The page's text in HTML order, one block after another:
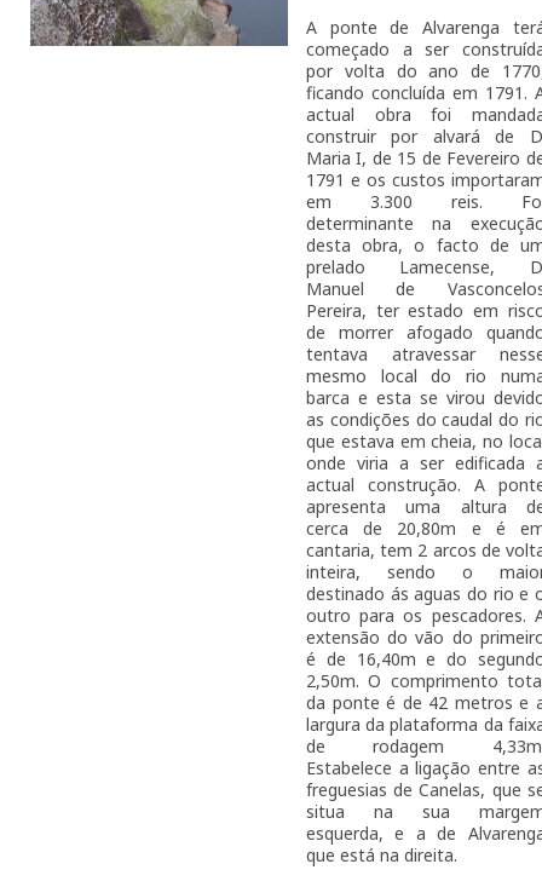
A ponte de Alvarenga
começado a ser
por volta do ano de
ficando concluída em 1791.
actual obra foi
construir por alvará de
Maria I, de 15 de Fevereiro
1791 e os custos
em 3.300 reis.
determinante na
desta obra, o facto de
prelado Lamecense,
Manuel de
Pereira, ter estado em
de morrer afogado
tentava atravessar
mesmo local do rio
barca e esta se virou
as condições do caudal do
que estava em cheia, no
onde viria a ser edificada
actual construção. A
apresenta uma altura
cerca de 20,80m e é
cantaria, tem 2 arcos de
inteira, sendo o
destinado ás aguas do rio e
outro para os pescadores.
extensão do vão do
é de 16,40m e do
2,50m. O comprimento
da ponte é de 42 metros e
largura da plataforma da
de rodagem
Estabelece a ligação entre
freguesias de Canelas, que
situa na sua
esquerda, e a de
que está na direita.